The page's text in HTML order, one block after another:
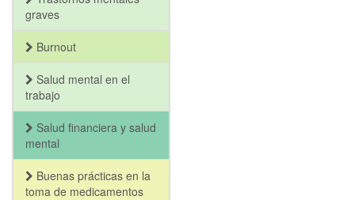
graves
Burnout
Salud mental en el
trabajo
Salud financiera y salud
mental
Buenas prácticas en la
toma de medicamentos